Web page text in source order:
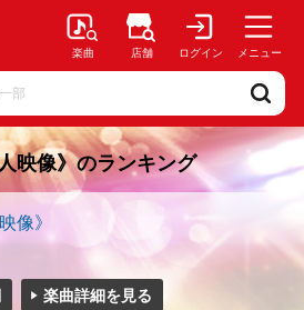
楽曲 店舗 ログイン メニュー
映像》のランキング
像》
楽曲詳細を見る